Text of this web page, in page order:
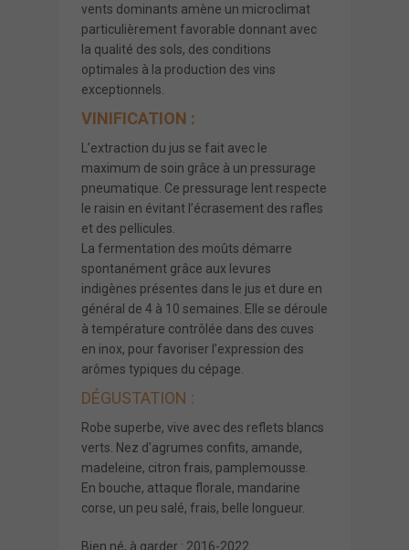
vents dominants amène un microclimat
particulièrement favorable donnant avec
la qualité des sols, des conditions
optimales à la production des vins
exceptionnels
VINIFICATION :
L’extraction du jus se fait avec le
maximum de soin grâce à un pressurage
pneumatique. Ce pressurage lent respecte
le raisin en évitant l’écrasement des rafles
et des pellicules.
La fermentation des moûts démarre
spontanément grâce aux levures
indigènes présentes dans le jus et dure en
général de 4 à 10 semaines. Elle se déroule
à température contrôlée dans des cuves
en inox, pour favoriser l’expression des
arômes typiques du cépage.
DÉGUSTATION :
Robe superbe, vive avec des reflets blancs
verts. Nez d'agrumes confits, amande,
madeleine, citron frais, pamplemousse.
En bouche, attaque florale, mandarine
corse, un peu salé, frais, belle longueur.
Bien né, à garder : 2016-2022